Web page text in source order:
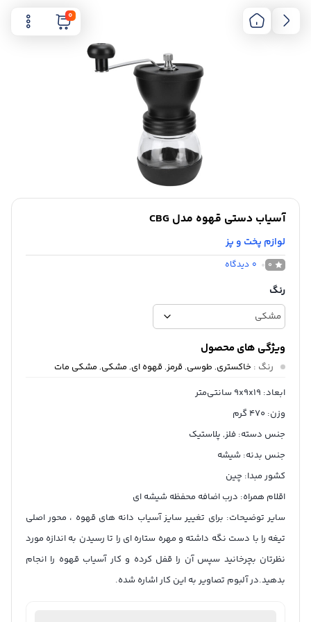
0
آسیاب دستی قهوه مدل CBG
لوازم پخت و پز
0
0 دیدگاه
رنگ
ویژگی های محصول
رنگ : خاکستری, طوسی, قرمز, قهوه ای, مشکی, مشکی مات
ابعاد: 9x9x19 سانتی‌متر
وزن: 470 گرم
جنس دسته: فلز, پلاستیک
جنس بدنه: شیشه
کشور مبدا: چین
اقلام همراه: درب اضافه محفظه شیشه ای
سایر توضیحات: برای تغییر سایز آسیاب دانه های قهوه ، محور اصلی
تیغه را با دست نگه داشته و مهره ستاره ای را تا رسیدن به اندازه مورد
نظرتان بچرخانید سپس آن را قفل کرده و کار آسیاب قهوه را انجام
بدهید.در آلبوم تصاویر به این کار اشاره شده.